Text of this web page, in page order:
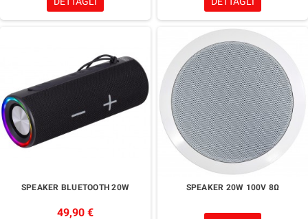
SPEAKER BLUETOOTH 20W
49,90 €
SPEAKER 20W 100V 8Ω